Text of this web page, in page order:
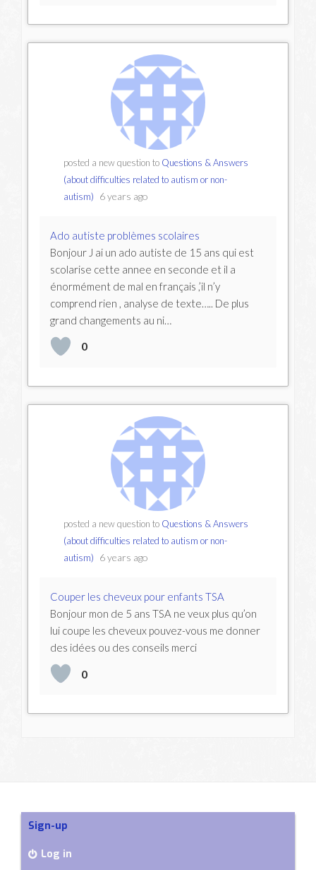
posted a new question to Questions & Answers
(about difficulties related to autism or non-
autism)
6 years ago
Ado autiste problèmes scolaires
Bonjour J ai un ado autiste de 15 ans qui est
scolarise cette annee en seconde et il a
énormément de mal en français ,’il n’y
comprend rien , analyse de texte….. De plus
grand changements au ni…
0
posted a new question to Questions & Answers
(about difficulties related to autism or non-
autism)
6 years ago
Couper les cheveux pour enfants TSA
Bonjour mon de 5 ans TSA ne veux plus qu’on
lui coupe les cheveux pouvez-vous me donner
des idées ou des conseils merci
0
Sign-up
Log in